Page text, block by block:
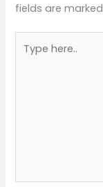
fields are marked
here..